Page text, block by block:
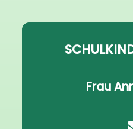
Frau